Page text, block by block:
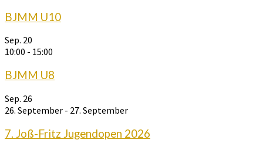
BJMM U10
Sep. 20
10:00 - 15:00
BJMM U8
Sep. 26
26. September - 27. September
7. Joß-Fritz Jugendopen 2026